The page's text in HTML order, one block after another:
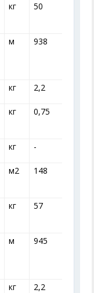
кг 50
м 938
кг 2,2
кг 0,75
кг -
м2 148
кг 57
м 945
кг 2,2